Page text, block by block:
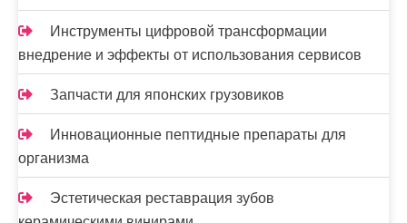
Инструменты цифровой трансформации
внедрение и эффекты от использования сервисов
Запчасти для японских грузовиков
Инновационные пептидные препараты для
организма
Эстетическая реставрация зубов